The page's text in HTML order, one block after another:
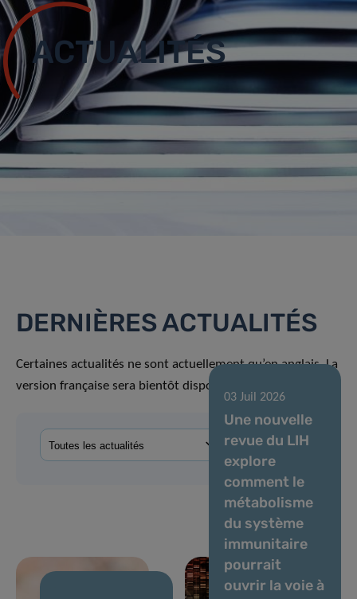
ACTUALITÉS
DERNIÈRES ACTUALITÉS
Certaines actualités ne sont actuellement qu’en anglais. La
version française sera bientôt disponible.
03 Juil 2026
Une nouvelle
revue du LIH
explore
comment le
métabolisme
du système
immunitaire
pourrait
ouvrir la voie à